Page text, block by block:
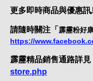
更多即時商品與優惠訊
請隨時關注「 霹靂粉好
https://
霹靂精品銷售通路詳見
store.php